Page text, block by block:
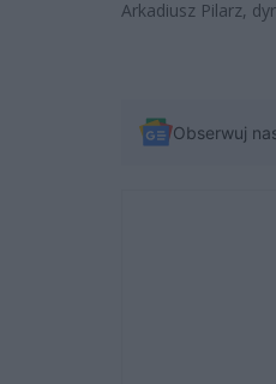
Arkadiusz Pilarz,
Obserwuj